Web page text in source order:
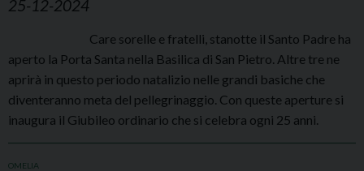
25-12-2024
Care sorelle e fratelli, stanotte il Santo Padre ha
aperto la Porta Santa nella Basilica di San Pietro. Altre tre ne
aprirà in questo periodo natalizio nelle grandi basiche che
diventeranno meta del pellegrinaggio. Con queste aperture si
inaugura il Giubileo ordinario che si celebra ogni 25 anni.
OMELIA